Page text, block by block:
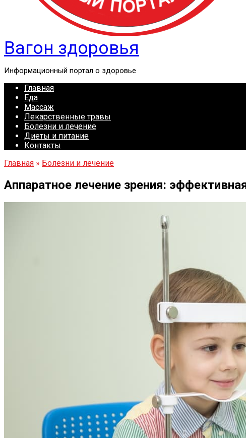
Вагон здоровья
Информационный портал о здоровье
Главная
Еда
Массаж
Лекарственные травы
Болезни и лечение
Диеты и питание
Контакты
Главная » Болезни и лечение
Аппаратное лечение зрения: